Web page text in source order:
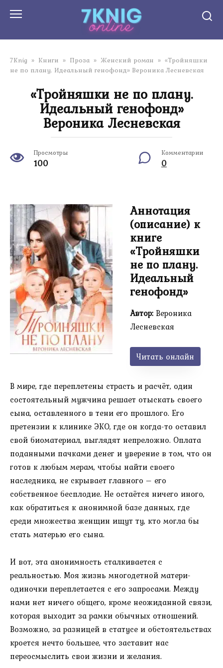
7Knig » Книги » Проза » Женский роман » «Тройняшки
не по плану. Идеальный генофонд» Вероника Лесневская
«Тройняшки не по плану.
Идеальный генофонд»
Вероника Лесневская
Просмотры
100
Комментарии
0
Аннотация
(описание) к
книге
«Тройняшки
не по плану.
Идеальный
генофонд»
Автор:Вероника
Лесневская
Читать онлайн
В мире, где переплетены страсть и расчёт, один
состоятельный мужчина решает отыскать своего
сына, оставленного в тени его прошлого. Его
претензии к клинике ЭКО, где он когда-то оставил
свой биоматериал, выглядят непреложно. Оплата
поданными пачками денег и уверение в том, что он
готов к любым мерам, чтобы найти своего
наследника, не скрывает главного – его
собственное бесплодие. Не остаётся ничего иного,
как обратиться к анонимной базе данных, где
среди множества женщин ищут ту, кто могла бы
стать матерью его сына.
И вот, эта анонимность сталкивается с
реальностью. Моя жизнь многодетной матери-
одиночки переплетается с его запросами. Между
нами нет ничего общего, кроме неожиданной связи,
которая выходит за рамки обычных отношений.
Возможно, за разницей в статусе и обстоятельствах
кроется нечто большее, что заставит нас
переосмыслить свои жизни и желания.